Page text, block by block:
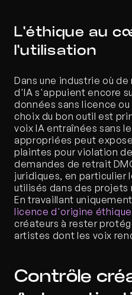
L'éthique au
l'utilisation
Dans une industrie où
d'IA s'appuient encore
données sans licence
choix du bon outil est
voix IA entraînées sans
appropriées peut
plaintes pour violation
demandes de retrait
juridiques, en particulier
utilisés dans des projets
En travaillant
licence d'origine éthique
créateurs à rester
artistes dont les voix
Contrôle